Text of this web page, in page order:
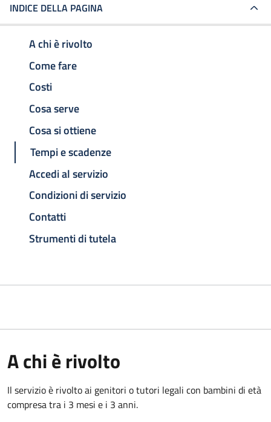
INDICE DELLA PAGINA
A chi è rivolto
Come fare
Costi
Cosa serve
Cosa si ottiene
Tempi e scadenze
Accedi al servizio
Condizioni di servizio
Contatti
Strumenti di tutela
A chi è rivolto
Il servizio è rivolto ai genitori o tutori legali con bambini di età
compresa tra i 3 mesi e i 3 anni.